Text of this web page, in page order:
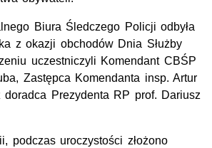
Biura Śledczego Policji odbyła
z okazji obchodów Dnia Służby
uczestniczyli Komendant CBŚP
Zastępca Komendanta insp. Artur
doradca Prezydenta RP prof. Dariusz
podczas uroczystości złożono